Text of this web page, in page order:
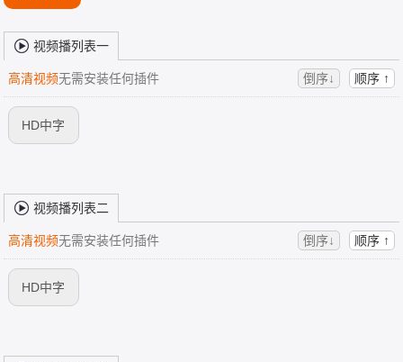
视频播列表一
高清视频无需安装任何插件 倒序↓ 顺序 ↑
HD中字
视频播列表二
高清视频无需安装任何插件 倒序↓ 顺序 ↑
HD中字